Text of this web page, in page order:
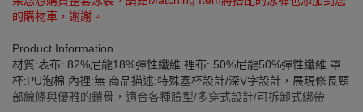
的購物車，謝謝。
Product Information
材質:表布: 82%尼龍18%彈性纖維 裡布: 50%尼龍50%彈性纖維 罩
杯:PU泡棉 內裡:無 商品描述:特殊塞杯設計/深V字設計，展現修長頸
部線條與優雅的鎖骨，適合各種臉型/多穿式設計/可拆卸式綁帶